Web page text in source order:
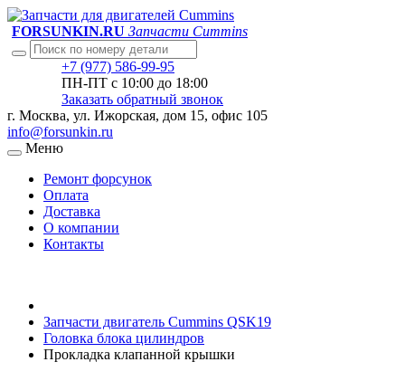
FORSUNKIN.RU Запчасти Cummins
+7 (977) 586-99-95
ПН-ПТ с 10:00 до 18:00
Заказать обратный звонок
г. Москва, ул. Ижорская, дом 15, офис 105
info@forsunkin.ru
Меню
Ремонт форсунок
Оплата
Доставка
О компании
Контакты
Запчасти двигатель Cummins QSK19
Головка блока цилиндров
Прокладка клапанной крышки